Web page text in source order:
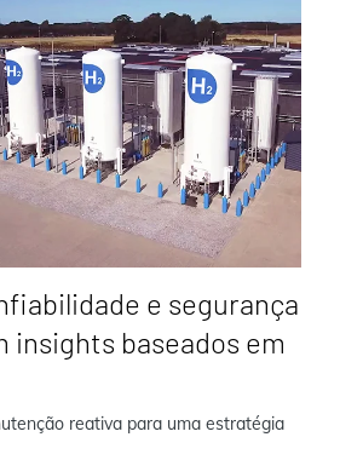
e segurança
insights baseados em
reativa para uma estratégia